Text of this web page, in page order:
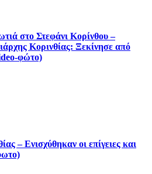
στο Στεφάνι Κορίνθου –
Κορινθίας: Ξεκίνησε από
φώτο)
– Ενισχύθηκαν οι επίγειες και